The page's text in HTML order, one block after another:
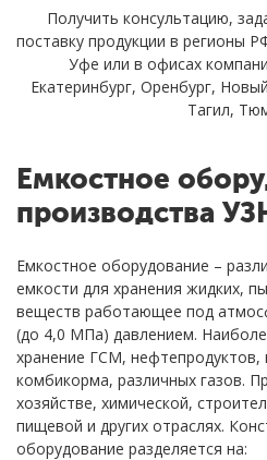
Получить консультацию,
поставку продукции в регионы
Уфе или в офисах
Екатеринбург, Оренбург,
Тагил,
Емкостное
производства
Емкостное оборудование –
емкости для хранения жидких,
веществ работающее под
(до 4,0 МПа) давлением.
хранение ГСМ, нефтепродуктов,
комбикорма, различных газов.
хозяйстве, химической,
пищевой и других отраслях.
оборудование разделяется на: